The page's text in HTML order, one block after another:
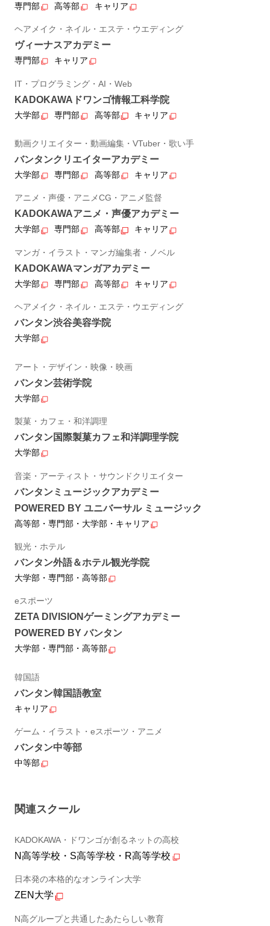
専門部 高等部 キャリア
ヘアメイク・ネイル・エステ・ウエディング
ヴィーナスアカデミー
専門部 キャリア
IT・プログラミング・AI・Web
KADOKAWAドワンゴ情報工科学院
大学部 専門部 高等部 キャリア
動画クリエイター・動画編集・VTuber・歌い手
バンタンクリエイターアカデミー
大学部 専門部 高等部 キャリア
アニメ・声優・アニメCG・アニメ監督
KADOKAWAアニメ・声優アカデミー
大学部 専門部 高等部 キャリア
マンガ・イラスト・マンガ編集者・ノベル
KADOKAWAマンガアカデミー
大学部 専門部 高等部 キャリア
ヘアメイク・ネイル・エステ・ウエディング
バンタン渋谷美容学院
大学部
アート・デザイン・映像・映画
バンタン芸術学院
大学部
製菓・カフェ・和洋調理
バンタン国際製菓カフェ和洋調理学院
大学部
音楽・アーティスト・サウンドクリエイター
バンタンミュージックアカデミー
POWERED BY ユニバーサル ミュージック
高等部・専門部・大学部・キャリア
観光・ホテル
バンタン外語＆ホテル観光学院
大学部・専門部・高等部
eスポーツ
ZETA DIVISIONゲーミングアカデミー
POWERED BY バンタン
大学部・専門部・高等部
韓国語
バンタン韓国語教室
キャリア
ゲーム・イラスト・eスポーツ・アニメ
バンタン中等部
中等部
関連スクール
KADOKAWA・ドワンゴが創るネットの高校
N高等学校・S高等学校・R高等学校
日本発の本格的なオンライン大学
ZEN大学
N高グループと共通したあたらしい教育